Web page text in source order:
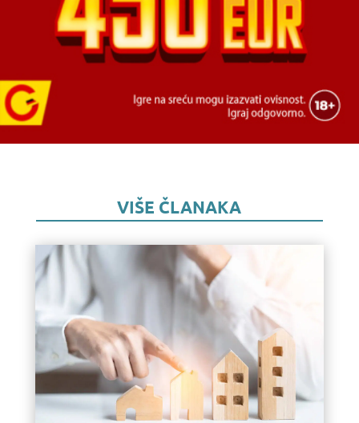
VIŠE ČLANAKA